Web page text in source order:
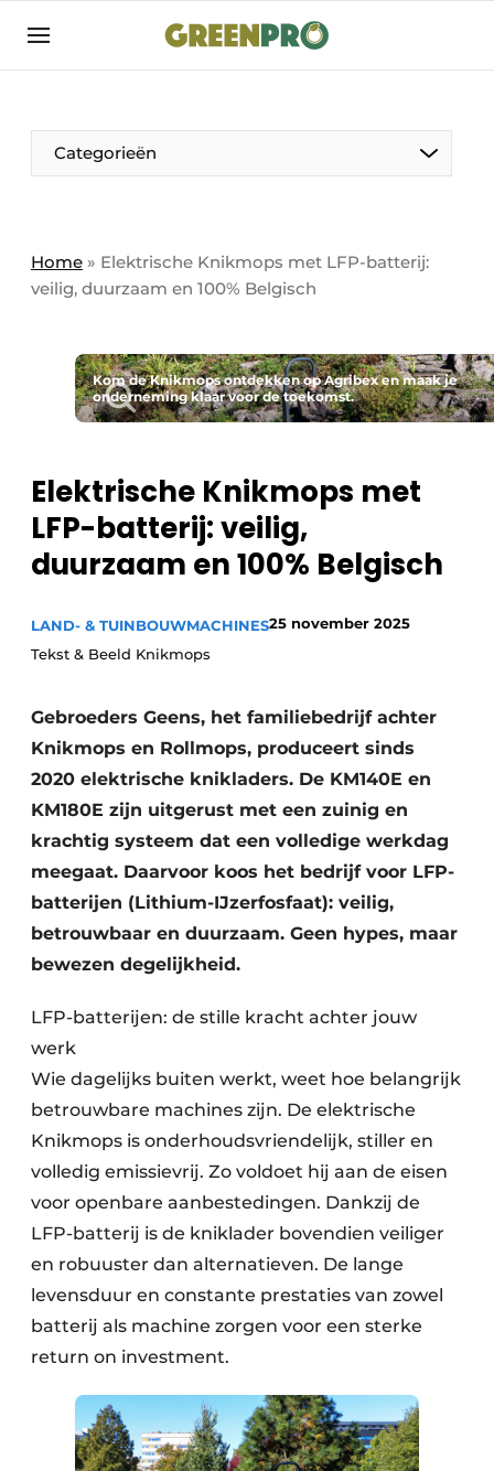
Aanmelden
Bedrijven
Bedrijven
Direct contact
Evenement aanmelden
groenprofessional
Meest gelezen
Privacy / Cookie statement
Vacature aanmelden
Video’s
Categorieën
Home » Elektrische Knikmops met LFP-batterij:
veilig, duurzaam en 100% Belgisch
Kom de Knikmops ontdekken op Agribex en maak je
onderneming klaar voor de toekomst.
Elektrische Knikmops met
LFP-batterij: veilig,
duurzaam en 100% Belgisch
LAND- & TUINBOUWMACHINES25 november 2025
Tekst & Beeld Knikmops
Gebroeders Geens, het familiebedrijf achter
Knikmops en Rollmops, produceert sinds
2020 elektrische knikladers. De KM140E en
KM180E zijn uitgerust met een zuinig en
krachtig systeem dat een volledige werkdag
meegaat. Daarvoor koos het bedrijf voor LFP-
batterijen (Lithium-IJzerfosfaat): veilig,
betrouwbaar en duurzaam. Geen hypes, maar
bewezen degelijkheid.
LFP-batterijen: de stille kracht achter jouw
werk
Wie dagelijks buiten werkt, weet hoe belangrijk
betrouwbare machines zijn. De elektrische
Knikmops is onderhoudsvriendelijk, stiller en
volledig emissievrij. Zo voldoet hij aan de eisen
voor openbare aanbestedingen. Dankzij de
LFP-batterij is de kniklader bovendien veiliger
en robuuster dan alternatieven. De lange
levensduur en constante prestaties van zowel
batterij als machine zorgen voor een sterke
return on investment.